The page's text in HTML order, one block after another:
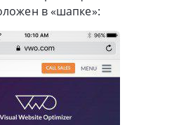
в «шапке»: